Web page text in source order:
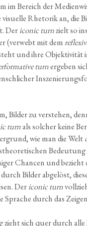
im Bereich der
visu­el­le Rhe­to­rik an, die
Derico­nic turnzielt so
(ver­webt mit dem
und ihre Objek­ti­vi­tät
turnerge­ben
Bil­der zu ver­ste­hen,
turnals sol­cher kei­ne
wie man die Welt
Bedeu­tung
Chan­cen und bezieht
Bil­der abge­löst,
Derico­nic turn
Spra­che durch das
zieht sich quer durch